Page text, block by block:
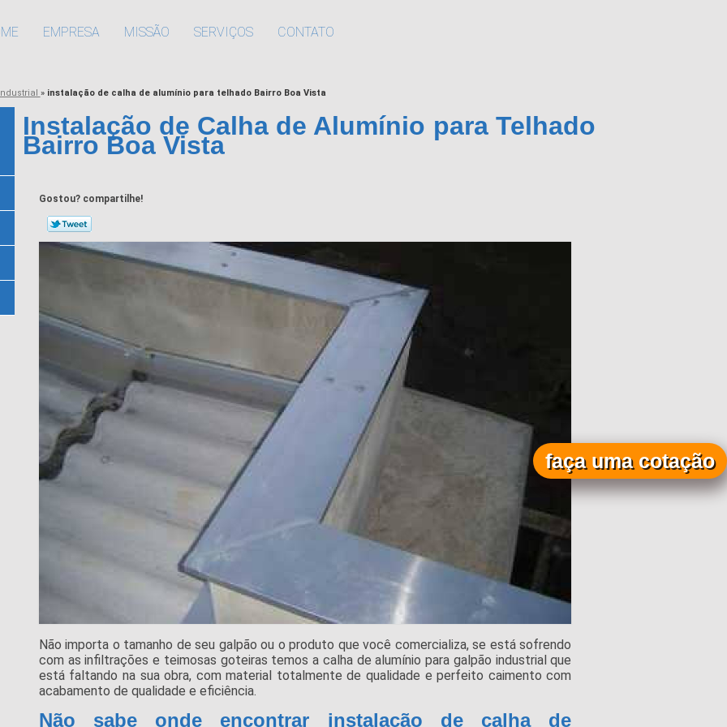
EMPRESA MISSÃO SERVIÇOS CONTATO
» instalação de calha de alumínio para telhado Bairro Boa Vista
Instalação de Calha de Alumínio para Telhado
Bairro Boa Vista
Gostou? compartilhe!
Não importa o tamanho de seu galpão ou o produto que você comercializa, se está sofrendo
com as infiltrações e teimosas goteiras temos a calha de alumínio para galpão industrial que
está faltando na sua obra, com material totalmente de qualidade e perfeito caimento com
acabamento de qualidade e eficiência.
Não sabe onde encontrar instalação de calha de
faça uma cotação